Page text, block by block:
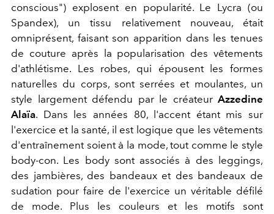
conscious") explosent en popularité. Le Lycra (ou
Spandex), un tissu relativement nouveau, était
omniprésent, faisant son apparition dans les tenues
de couture après la popularisation des vêtements
d'athlétisme. Les robes, qui épousent les formes
naturelles du corps, sont serrées et moulantes, un
style largement défendu par le créateur Azzedine
Alaïa. Dans les années 80, l'accent étant mis sur
l'exercice et la santé, il est logique que les vêtements
d'entraînement soient à la mode, tout comme le style
body-con. Les body sont associés à des leggings,
des jambières, des bandeaux et des bandeaux de
sudation pour faire de l'exercice un véritable défilé
de mode. Plus les couleurs et les motifs sont